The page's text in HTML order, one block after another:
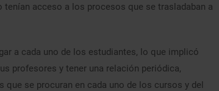
acceso a los procesos que se trasladaban a
a cada uno de los estudiantes, lo que implicó
profesores y tener una relación periódica,
se procuran en cada uno de los cursos y del